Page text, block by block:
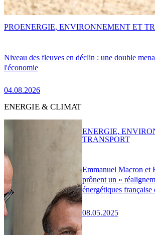
Niveau des fleuves en déclin : une double
l'économie
04.08.2026
PROENERGIE, ENVIRONNEMENT ET
ENERGIE & CLIMAT
Emmanuel Macron et
prônent un «
énergétiques française
08.05.2025
ENERGIE,
TRANSPORT